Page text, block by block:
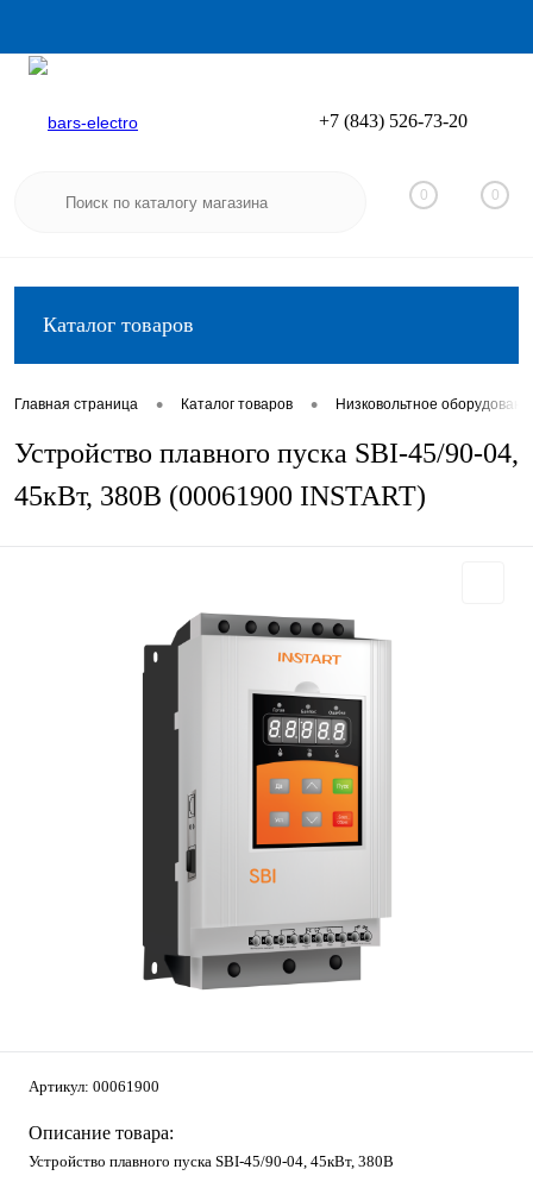
Вход
+7 (843) 526-73-20
0 0
Каталог товаров
Главная страница • Каталог товаров • Низковольтное
Устройство плавного пуска SBI-45/90-04,
45кВт, 380В (00061900 INSTART)
Артикул: 00061900
Описание товара:
Устройство плавного пуска SBI-45/90-04, 45кВт, 380В